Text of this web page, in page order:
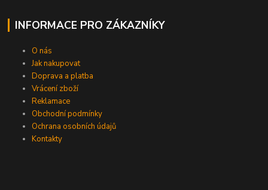
INFORMACE PRO ZÁKAZNÍKY
O nás
Jak nakupovat
Doprava a platba
Vrácení zboží
Reklamace
Obchodní podmínky
Ochrana osobních údajů
Kontakty